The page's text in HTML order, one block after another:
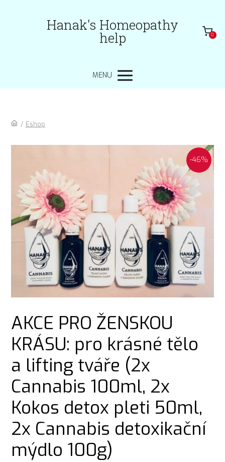
Hanak's Homeopathy
help 0
MENU
/ Eshop
-46%
AKCE PRO ŽENSKOU
KRÁSU: pro krásné tělo
a lifting tváře (2x
Cannabis 100ml, 2x
Kokos detox pleti 50ml,
2x Cannabis detoxikační
mýdlo 100g)